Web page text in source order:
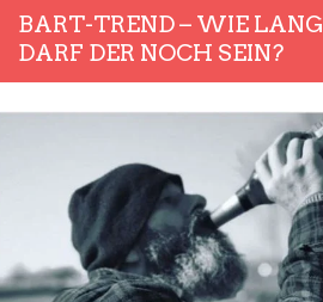
BART-TREND – WIE LANG
DARF DER NOCH SEIN?